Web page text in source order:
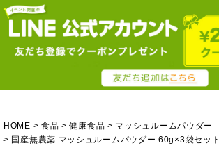
HOME 食品 健康食品
マッシュルームパウダー
国産無農薬 マッシュルームパウダー 60g×3袋セット